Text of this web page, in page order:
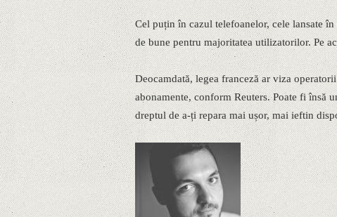
Cel puțin în cazul telefoanelor, cele lansate
de bune pentru majoritatea utilizatorilor. Pe
Deocamdată, legea franceză ar viza
abonamente, conform Reuters. Poate fi însă
dreptul de a-ți repara mai ușor, mai ieftin